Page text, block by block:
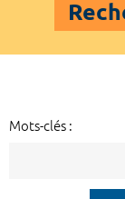
Mots-clés :